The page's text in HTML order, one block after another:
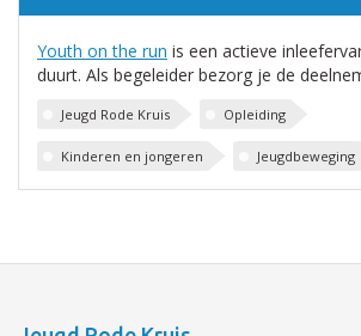
Youth on the run is een actieve
duurt. Als begeleider bezorg je de
Jeugd Rode Kruis Opleiding
Kinderen en jongeren Jeugdbeweging